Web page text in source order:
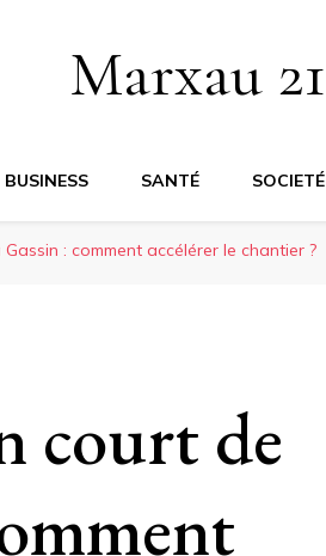
Marxau 21
BUSINESS SANTÉ SOCIETÉ
: comment accélérer le chantier ?
court de